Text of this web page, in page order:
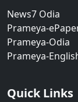
News7 Odia
Prameya-
Prameya-Odia
Prameya-
Quick Links